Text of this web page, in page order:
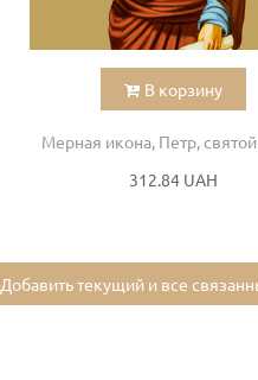
В корзину
312.84 UAH
Добавить текущий и все